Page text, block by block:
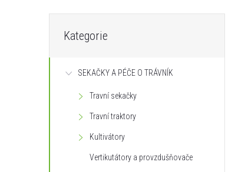
o
kategorie
Kategorie
SEKAČKY A PÉČE O TRÁVNÍK
Travní sekačky
Travní traktory
Kultivátory
Vertikutátory a provzdušňovače